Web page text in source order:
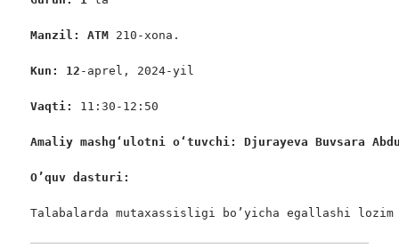
Manzil: ATM 210-xona.
Kun: 12 -aprel, 2024-yil
Vaqti: 11:30-12:50
Amaliy mashgʻulotni oʻtuvchi: Djurayeva Buvsara
O’quv dasturi:
Talabalarda mutaxassisligi bo’yicha egallashi